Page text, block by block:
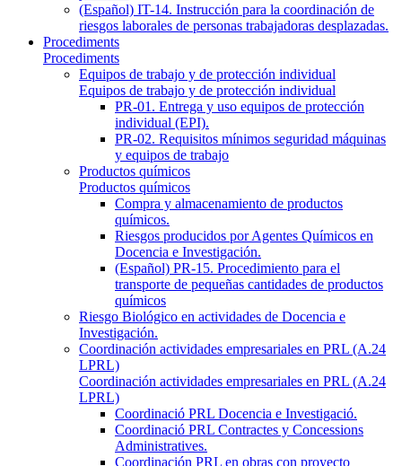
(Español) IT-14. Instrucción para la coordinación de
riesgos laborales de personas trabajadoras desplazadas.
Procediments
Procediments
Equipos de trabajo y de protección individual
Equipos de trabajo y de protección individual
PR-01. Entrega y uso equipos de protección
individual (EPI).
PR-02. Requisitos mínimos seguridad máquinas
y equipos de trabajo
Productos químicos
Productos químicos
Compra y almacenamiento de productos
químicos.
Riesgos producidos por Agentes Químicos en
Docencia e Investigación.
(Español) PR-15. Procedimiento para el
transporte de pequeñas cantidades de productos
químicos
Riesgo Biológico en actividades de Docencia e
Investigación.
Coordinación actividades empresariales en PRL (A.24
LPRL)
Coordinación actividades empresariales en PRL (A.24
LPRL)
Coordinació PRL Docencia e Investigació.
Coordinació PRL Contractes y Concessions
Administratives.
Coordinación PRL en obras con proyecto